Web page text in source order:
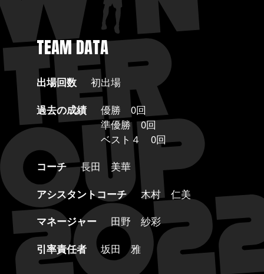
TEAM DATA
出場回数
初出場
過去の成績
優勝 0回
準優勝 0回
ベスト４ 0回
コーチ
長田 美華
アシスタントコーチ
木村 仁美
マネージャー
田野 紗彩
引率責任者
坂田 雅